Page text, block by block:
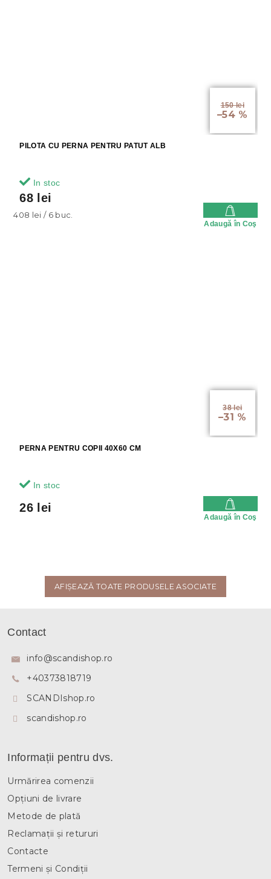
150 lei
–54 %
PILOTA CU PERNA PENTRU PATUT ALB
In stoc
68 lei
Evaluare
408 lei / 6 buc.
Adaugă în Coş
38 lei
–31 %
PERNA PENTRU COPII 40X60 CM
In stoc
26 lei
Adaugă în Coş
AFIŞEAZĂ TOATE PRODUSELE ASOCIATE
Contact
info@scandishop.ro
+40373818719
SCANDIshop.ro
scandishop.ro
Informații pentru dvs.
Urmărirea comenzii
Opțiuni de livrare
Metode de plată
Reclamații și retururi
Contacte
Termeni și Condiții